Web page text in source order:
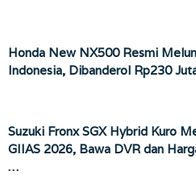
Honda New NX500 Resmi
Indonesia, Dibanderol Rp230
Suzuki Fronx SGX Hybrid Kuro
GIIAS 2026, Bawa DVR dan
…